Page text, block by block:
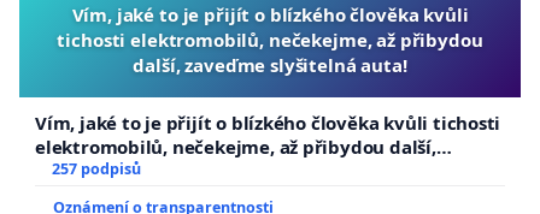
Vím, jaké to je přijít o blízkého člověka kvůli
tichosti elektromobilů, nečekejme, až přibydou
další, zaveďme slyšitelná auta!
Vím, jaké to je přijít o blízkého člověka kvůli tichosti
elektromobilů, nečekejme, až přibydou další,
zaveďme slyšitelná auta!
257 podpisů
Oznámení o transparentnosti